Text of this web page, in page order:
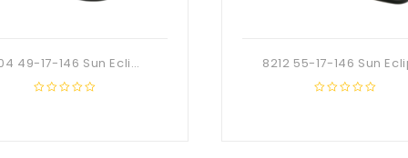
8204 49-17-146 Sun Eclipse